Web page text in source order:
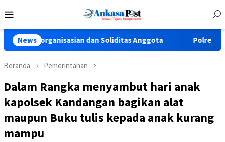
ke
Mobile
Newsdan Soliditas Anggota Polres Pasuruan
Beranda Pemerintahan
Dalam Rangka menyambut hari anak
kapolsek Kandangan bagikan alat
maupun Buku tulis kepada anak kurang
mampu